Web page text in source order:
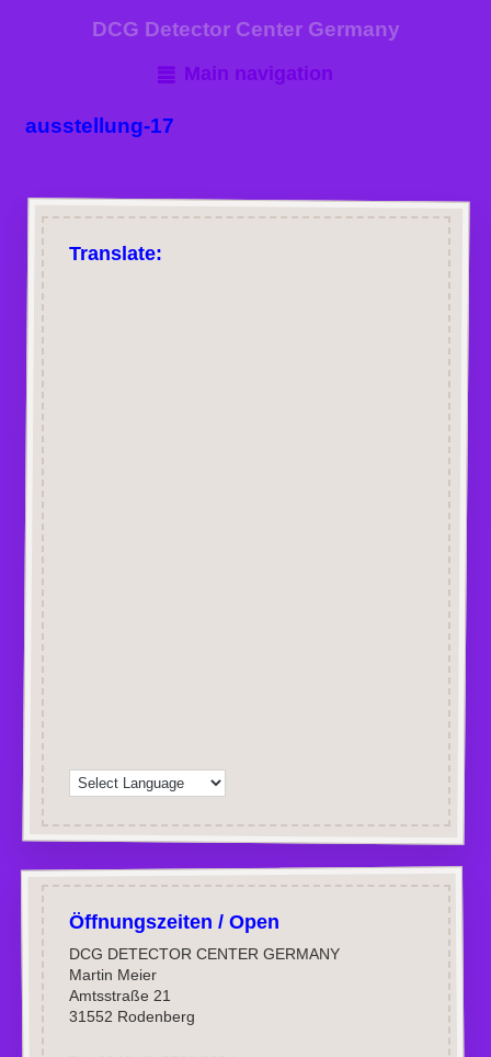
DCG Detector Center Germany
Main navigation
ausstellung-17
Translate:
Öffnungszeiten / Open
DCG DETECTOR CENTER GERMANY
Martin Meier
Amtsstraße 21
31552 Rodenberg